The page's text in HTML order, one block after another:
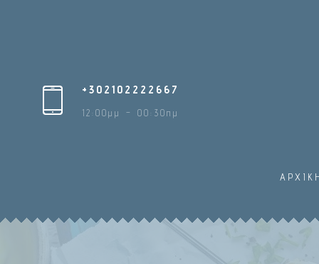
+302102222667
12:00μμ – 00:30πμ